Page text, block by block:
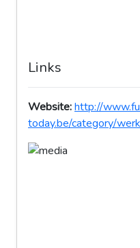
Links
Website:http://
today.be/category/